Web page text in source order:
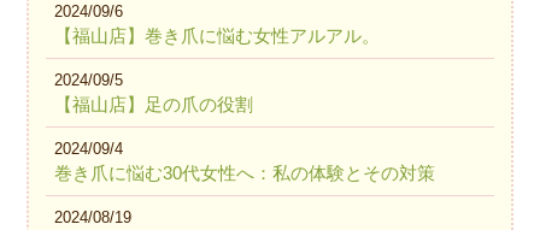
2024/09/6
【福山店】巻き爪に悩む女性アルアル。
2024/09/5
【福山店】足の爪の役割
2024/09/4
巻き爪に悩む30代女性へ：私の体験とその対策
2024/08/19